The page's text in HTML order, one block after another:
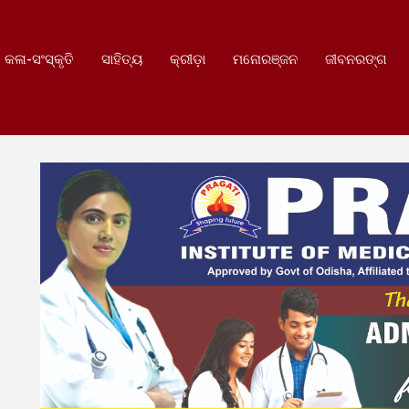
କଳା-ସଂସ୍କୃତି ସାହିତ୍ୟ କ୍ରୀଡ଼ା ମନୋରଞ୍ଜନ ଜୀବନରଙ୍ଗ